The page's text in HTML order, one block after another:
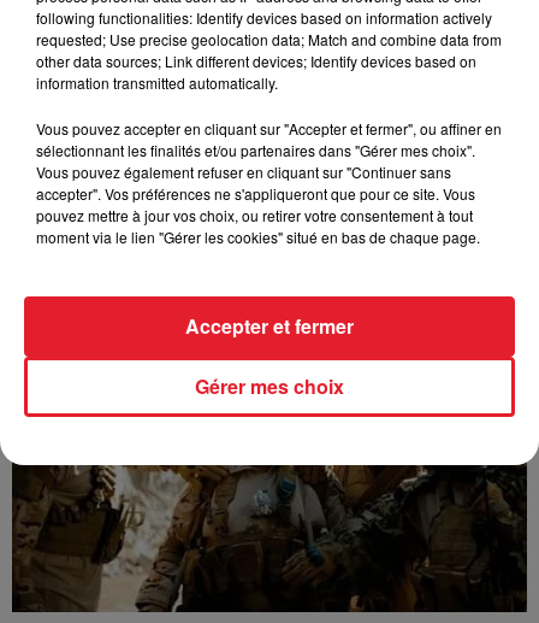
GUIZMO - T’CHALLA
following functionalities: Identify devices based on information actively
requested; Use precise geolocation data; Match and combine data from
other data sources; Link different devices; Identify devices based on
information transmitted automatically.
Vous pouvez accepter en cliquant sur "Accepter et fermer", ou affiner en
sélectionnant les finalités et/ou partenaires dans "Gérer mes choix".
Vous pouvez également refuser en cliquant sur "Continuer sans
accepter". Vos préférences ne s'appliqueront que pour ce site. Vous
pouvez mettre à jour vos choix, ou retirer votre consentement à tout
moment via le lien "Gérer les cookies" situé en bas de chaque page.
Gérer mes choix
Accepter et fermer